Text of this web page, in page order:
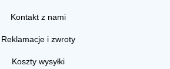
Kontakt z nami
Reklamacje i zwroty
Koszty wysyłki